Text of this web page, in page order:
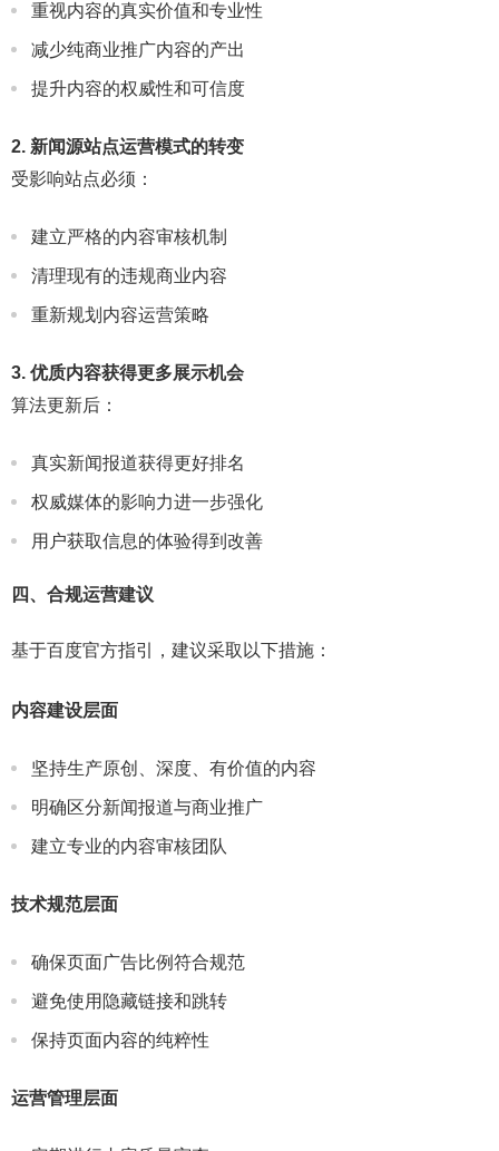
重视内容的真实价值和专业性
减少纯商业推广内容的产出
提升内容的权威性和可信度
2. 新闻源站点运营模式的转变
受影响站点必须：
建立严格的内容审核机制
清理现有的违规商业内容
重新规划内容运营策略
3. 优质内容获得更多展示机会
算法更新后：
真实新闻报道获得更好排名
权威媒体的影响力进一步强化
用户获取信息的体验得到改善
四、合规运营建议
基于百度官方指引，建议采取以下措施：
内容建设层面
坚持生产原创、深度、有价值的内容
明确区分新闻报道与商业推广
建立专业的内容审核团队
技术规范层面
确保页面广告比例符合规范
避免使用隐藏链接和跳转
保持页面内容的纯粹性
运营管理层面